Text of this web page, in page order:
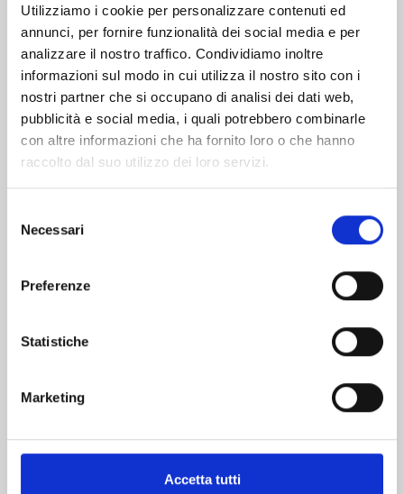
Utilizziamo i cookie per personalizzare contenuti ed
annunci, per fornire funzionalità dei social media e per
analizzare il nostro traffico. Condividiamo inoltre
informazioni sul modo in cui utilizza il nostro sito con i
nostri partner che si occupano di analisi dei dati web,
pubblicità e social media, i quali potrebbero combinarle
con altre informazioni che ha fornito loro o che hanno
raccolto dal suo utilizzo dei loro servizi.
delNecessari
Preferenze
Statistiche
Marketing
Accetta tutti
Mostra tutto